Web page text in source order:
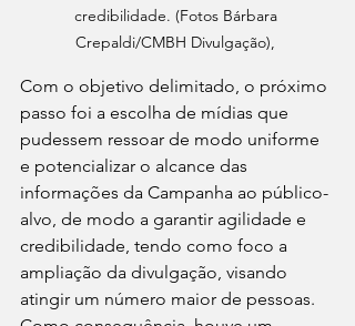
credibilidade. (Fotos Bárbara
Crepaldi/CMBH Divulgação),
Com o objetivo delimitado, o próximo
passo foi a escolha de mídias que
pudessem ressoar de modo uniforme
e potencializar o alcance das
informações da Campanha ao público-
alvo, de modo a garantir agilidade e
credibilidade, tendo como foco a
ampliação da divulgação, visando
atingir um número maior de pessoas.